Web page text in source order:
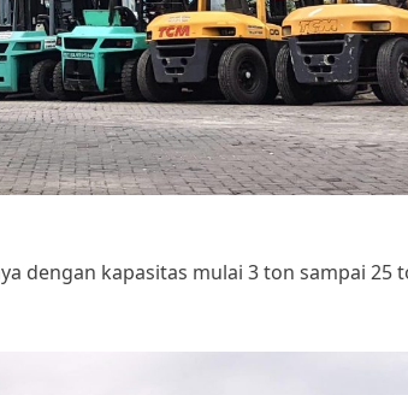
dengan kapasitas mulai 3 ton sampai 25